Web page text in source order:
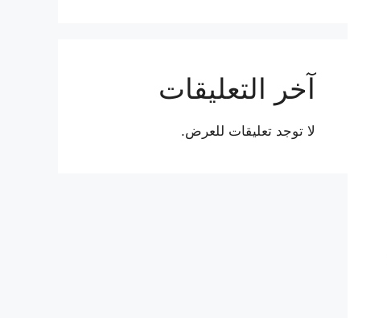
آخر التعليقات
لا توجد تعليقات للعرض.